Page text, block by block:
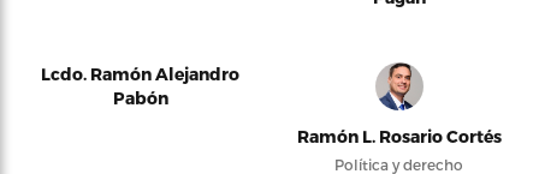
Lcdo. Ramón Alejandro
Pabón
Ramón L. Rosario Cortés
Política y derecho